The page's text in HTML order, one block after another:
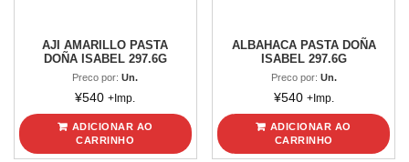
AJI AMARILLO PASTA
DOÑA ISABEL 297.6G
Preco por:Un.
¥540 +Imp.
ADICIONAR AO
CARRINHO
ALBAHACA PASTA DOÑA
ISABEL 297.6G
Preco por: Un.
¥540 +Imp.
ADICIONAR AO
CARRINHO